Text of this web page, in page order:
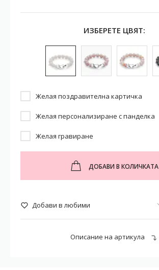
ИЗБЕРЕТЕ ЦВЯТ:
Желая поздравителна картичка
Желая персонализиране с панделка
Желая гравиране
ДОБАВИ В КОЛИЧКАТА
Добави в любими
Описание на артикула